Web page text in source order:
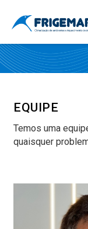
EQUIPE
Temos uma
quaisquer